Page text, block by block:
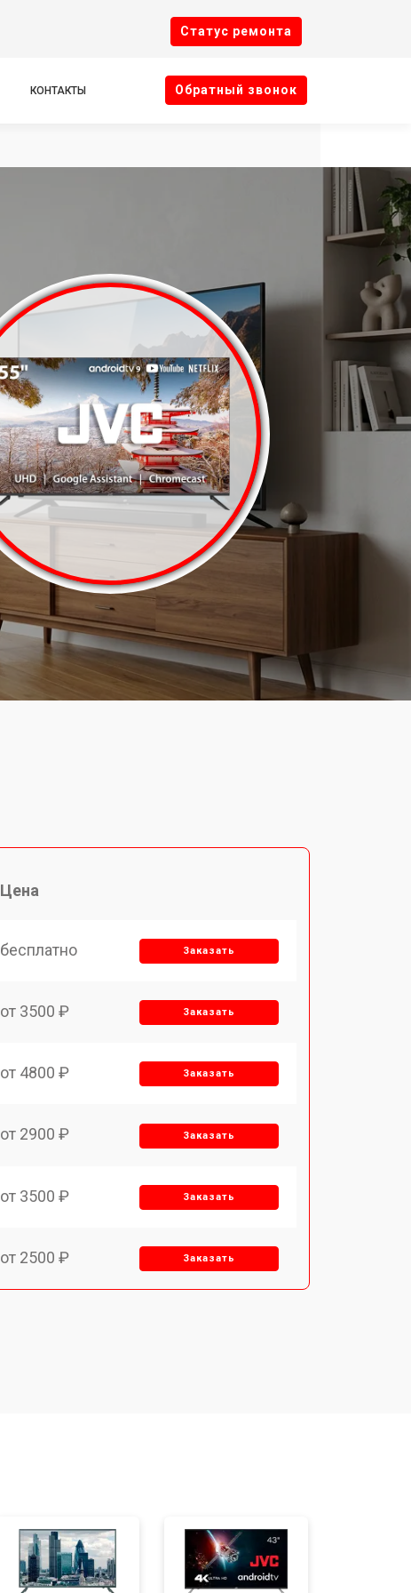
Cтатус ремонта
КОНТАКТЫ Oбратный звонок
Цена
бесплатно Заказать
от 3500 ₽ Заказать
от 4800 ₽ Заказать
от 2900 ₽ Заказать
от 3500 ₽ Заказать
от 2500 ₽ Заказать
от 2600 ₽ Заказать